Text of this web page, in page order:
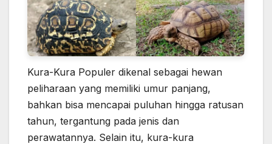
Kura-Kura Populer dikenal sebagai hewan
peliharaan yang memiliki umur panjang,
bahkan bisa mencapai puluhan hingga ratusan
tahun, tergantung pada jenis dan
perawatannya. Selain itu, kura-kura